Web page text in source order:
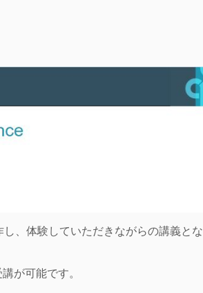
、体験していただきながらの講義と
が可能です。